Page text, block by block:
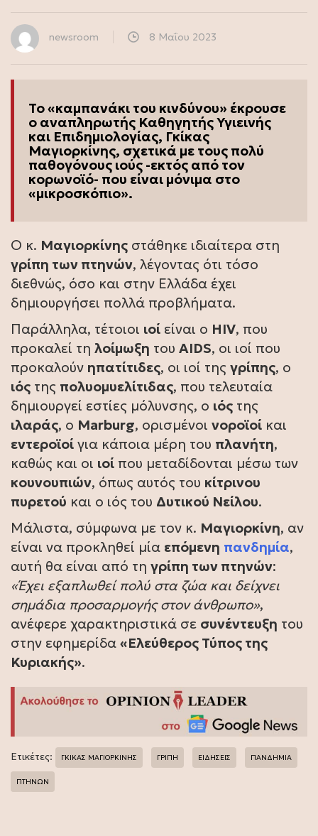
newsroom 8 Μαΐου 2023
Το «καμπανάκι του κινδύνου» έκρουσε
ο αναπληρωτής Καθηγητής Υγιεινής
και Επιδημιολογίας, Γκίκας
Μαγιορκίνης, σχετικά με τους πολύ
παθογόνους ιούς -εκτός από τον
κορωνοϊό- που είναι μόνιμα στο
«μικροσκόπιο».
Ο κ. Μαγιορκίνης στάθηκε ιδιαίτερα στη
γρίπη των πτηνών, λέγοντας ότι τόσο
διεθνώς, όσο και στην Ελλάδα έχει
δημιουργήσει πολλά προβλήματα.
Παράλληλα, τέτοιοι ιοί είναι ο HIV, που
προκαλεί τη λοίμωξη του AIDS, οι ιοί που
προκαλούν ηπατίτιδες, οι ιοί της γρίπης, ο
ιός της πολυομυελίτιδας, που τελευταία
δημιουργεί εστίες μόλυνσης, ο ιός της
ιλαράς, ο Marburg, ορισμένοι νοροϊοί και
εντεροϊοί για κάποια μέρη του πλανήτη,
καθώς και οι ιοί που μεταδίδονται μέσω των
κουνουπιών, όπως αυτός του κίτρινου
πυρετού και ο ιός του Δυτικού Νείλου.
Μάλιστα, σύμφωνα με τον κ. Μαγιορκίνη, αν
είναι να προκληθεί μία επόμενη πανδημία,
αυτή θα είναι από τη γρίπη των πτηνών:
«Έχει εξαπλωθεί πολύ στα ζώα και δείχνει
σημάδια προσαρμογής στον άνθρωπο»,
ανέφερε χαρακτηριστικά σε συνέντευξη του
στην εφημερίδα «Ελεύθερος Τύπος της
Κυριακής».
Ετικέτες: ΓΚΙΚΑΣ ΜΑΓΙΟΡΚΙΝΗΣ ΓΡΙΠΗ ΕΙΔΗΣΕΙΣ ΠΑΝΔΗΜΙΑ
ΠΤΗΝΩΝ